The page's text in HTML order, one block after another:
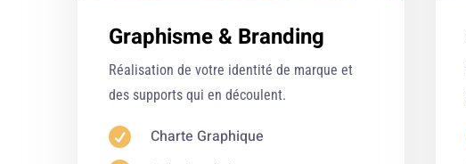
Graphisme & Branding
Réalisation de votre identité de marque et
des supports qui en découlent.
 Charte Graphique